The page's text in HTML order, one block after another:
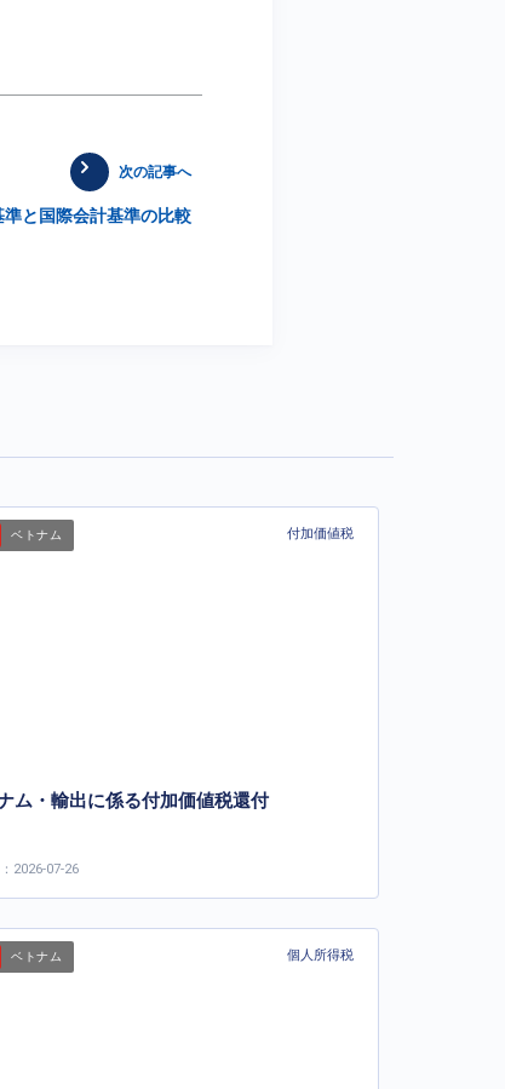
次の記事へ
と国際会計基準の比較
ベトナム 付加価値税
ム・輸出に係る付加価値税還付
2026-07-26
ベトナム 個人所得税